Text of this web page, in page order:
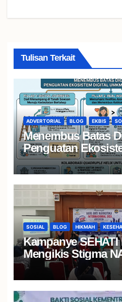
Tulisan Terkait
ADVERTORIAL BLOG EKBIS
Menembus Batas
Penguatan
UMKM yang
SOSIAL BLOG HIKMAH
Kampanye SEHATI
Mengikis Stigma
Edukasi Interaktif
Kesehatan Gratis